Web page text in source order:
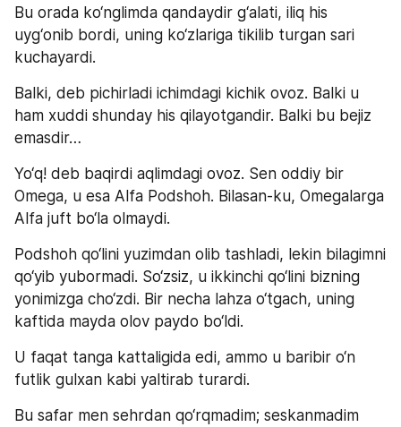
Bu orada ko‘nglimda qandaydir g‘alati, iliq his
uyg‘onib bordi, uning ko‘zlariga tikilib turgan sari
kuchayardi.
Balki, deb pichirladi ichimdagi kichik ovoz. Balki u
ham xuddi shunday his qilayotgandir. Balki bu bejiz
emasdir…
Yo‘q! deb baqirdi aqlimdagi ovoz. Sen oddiy bir
Omega, u esa Alfa Podshoh. Bilasan-ku, Omegalarga
Alfa juft bo‘la olmaydi.
Podshoh qo‘lini yuzimdan olib tashladi, lekin bilagimni
qo‘yib yubormadi. So‘zsiz, u ikkinchi qo‘lini bizning
yonimizga cho‘zdi. Bir necha lahza o‘tgach, uning
kaftida mayda olov paydo bo‘ldi.
U faqat tanga kattaligida edi, ammo u baribir o‘n
futlik gulxan kabi yaltirab turardi.
Bu safar men sehrdan qo‘rqmadim; seskanmadim